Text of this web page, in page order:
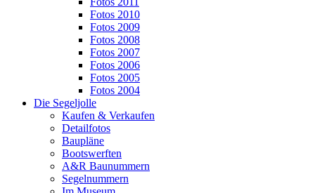
Fotos 2010
Fotos 2009
Fotos 2008
Fotos 2007
Fotos 2006
Fotos 2005
Fotos 2004
Die Segeljolle
Kaufen & Verkaufen
Detailfotos
Baupläne
Bootswerften
A&R Baunummern
Segelnummern